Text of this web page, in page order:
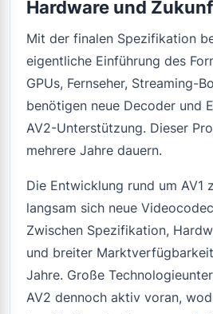
Hardware und
Mit der finalen Spezifikation
eigentliche Einführung des
GPUs, Fernseher, Streaming-
benötigen neue Decoder und
AV2-Unterstützung. Dieser
mehrere Jahre dauern.
Die Entwicklung rund um AV1
langsam sich neue
Zwischen Spezifikation,
und breiter
Jahre. Große
AV2 dennoch aktiv voran,